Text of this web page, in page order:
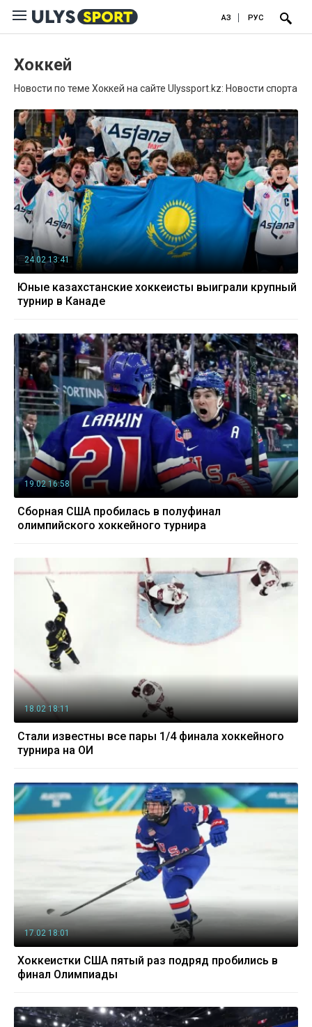
ҚАЗ РУС
Хоккей
Новости по теме Хоккей на сайте Ulyssport.kz: Новости спорта
24.02 13:41
Юные казахстанские хоккеисты выиграли крупный
турнир в Канаде
19.02 16:58
Сборная США пробилась в полуфинал
олимпийского хоккейного турнира
18.02 18:11
Стали известны все пары 1/4 финала хоккейного
турнира на ОИ
17.02 18:01
Хоккеистки США пятый раз подряд пробились в
финал Олимпиады